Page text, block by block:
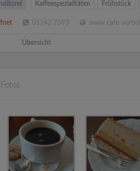
Kaffeespezialitäten Frühstück
05242 7593 www.cafe-
Übersicht
Fotos